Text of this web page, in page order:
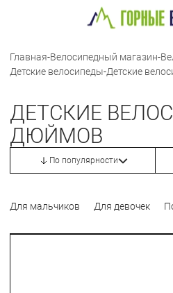
Главная-Велосипедный магазин-
Детские велосипеды-Детские
ДЕТСКИЕ
ДЮЙМОВ
По популярности
Для мальчиков Для девочек